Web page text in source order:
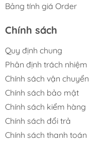
Bảng tính giá Order
Chính sách
Quy định chung
Phân định trách nhiệm
Chính sách vận chuyển
Chính sách bảo mật
Chính sách kiểm hàng
Chính sách đổi trả
Chính sách thanh toán